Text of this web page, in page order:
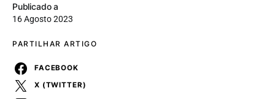
Publicado a
16 Agosto 2023
PARTILHAR ARTIGO
FACEBOOK
X (TWITTER)